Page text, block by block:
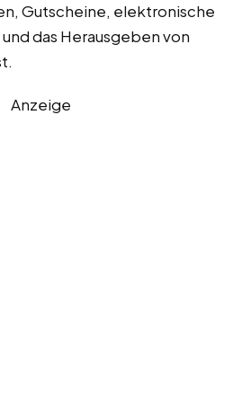
Gutscheine, elektronische
das Herausgeben von
Anzeige